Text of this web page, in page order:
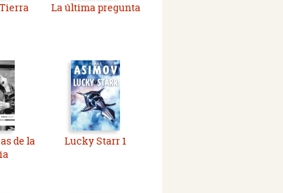
La última pregunta
de la
Lucky Starr 1